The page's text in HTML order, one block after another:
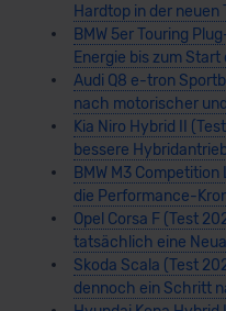
Hardtop in der neuen
BMW 5er Touring
Energie bis zum
Audi Q8 e-tron
nach motorischer
Kia Niro Hybrid II
bessere
BMW M3
die Performance-
Opel Corsa F (Test
tatsächlich eine
Skoda Scala (Test
dennoch ein Schritt